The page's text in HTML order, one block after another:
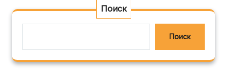
Поиск
Поиск